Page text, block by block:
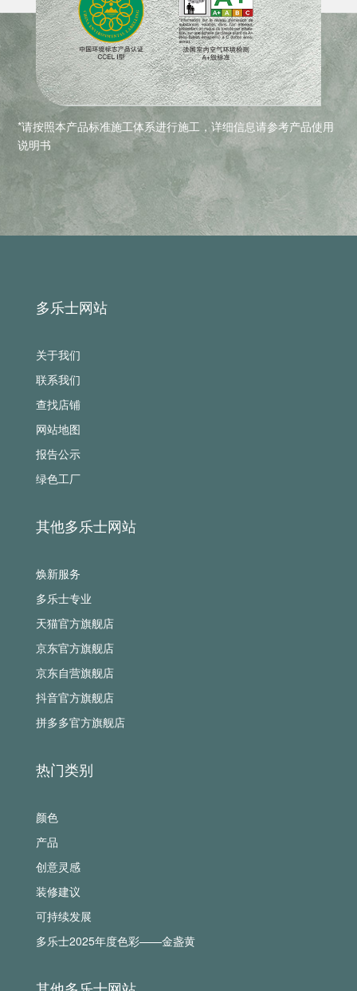
*请按照本产品标准施工体系进行施工，详细信息请参考产品使用
说明书
多乐士网站
关于我们
联系我们
查找店铺
网站地图
报告公示
绿色工厂
其他多乐士网站
焕新服务
多乐士专业
天猫官方旗舰店
京东官方旗舰店
京东自营旗舰店
抖音官方旗舰店
拼多多官方旗舰店
热门类别
颜色
产品
创意灵感
装修建议
可持续发展
多乐士2025年度色彩——金盏黄